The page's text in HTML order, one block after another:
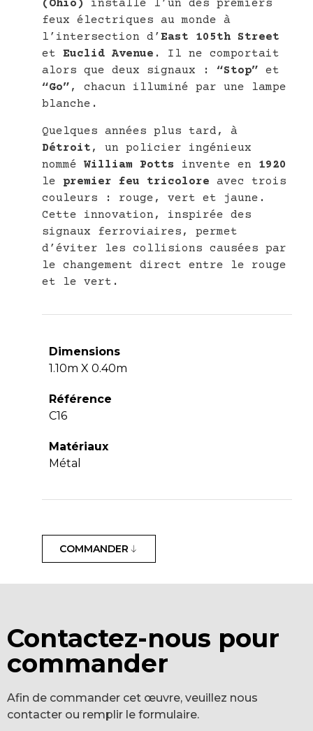
(Ohio)
installe l’un des premiers
feux électriques au monde à
l’intersection d’ East 105th Street
et Euclid Avenue . Il ne comportait
alors que deux signaux : “Stop” et
“Go” , chacun illuminé par une lampe
blanche.
Quelques années plus tard, à
Détroit , un policier ingénieux
nommé William Potts invente en 1920
le premier feu tricolore avec trois
couleurs : rouge, vert et jaune.
Cette innovation, inspirée des
signaux ferroviaires, permet
d’éviter les collisions causées par
le changement direct entre le rouge
et le vert.
Dimensions
1.10m X 0.40m
Référence
C16
Matériaux
Métal
COMMANDER
Contactez-nous pour
commander
Afin de commander cet œuvre, veuillez nous
contacter ou remplir le formulaire.